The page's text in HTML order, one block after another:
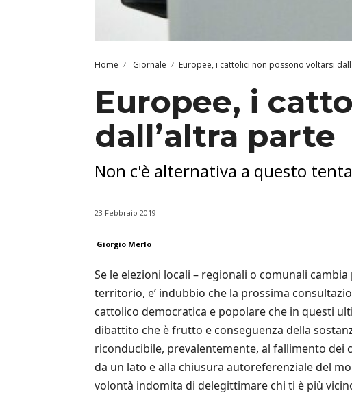
Home Giornale Europee, i cattolici non possono voltarsi
Europee, i
dall’altra parte
Non c'è alternativa a questo
23 Febbraio 2019
Giorgio Merlo
Se le elezioni locali – regionali o comunali
territorio, e’ indubbio che la prossima
cattolico democratica e popolare che in questi
dibattito che è frutto e conseguenza della
riconducibile, prevalentemente, al fallimento dei
da un lato e alla chiusura autoreferenziale del
volontà indomita di delegittimare chi ti è più